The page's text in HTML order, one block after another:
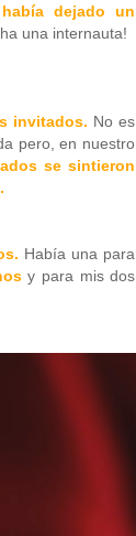
había dejado un
una internauta!
invitados. No es
pero, en nuestro
se sintieron
Había una para
y para mis dos